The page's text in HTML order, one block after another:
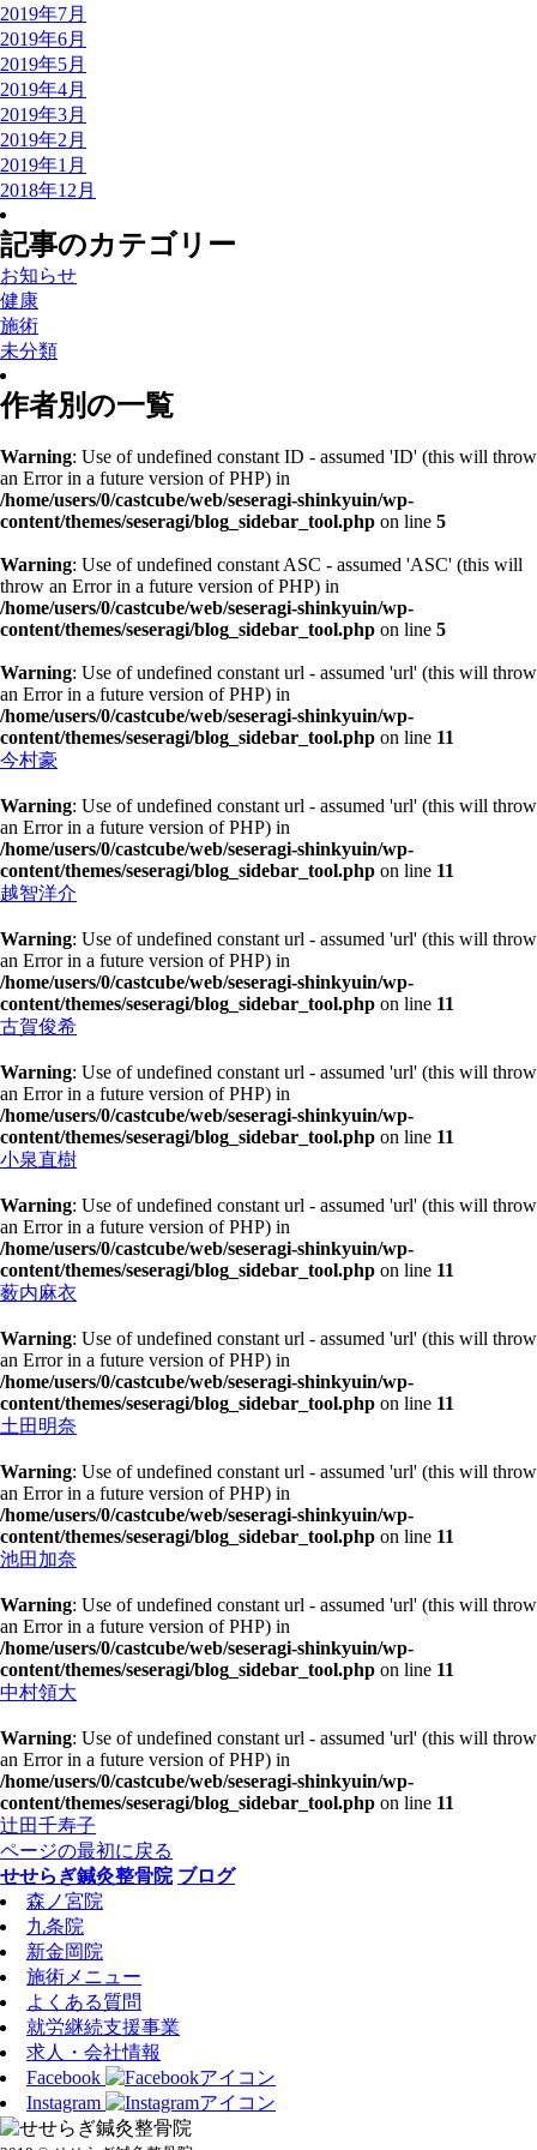
2019年7月
2019年6月
2019年5月
2019年4月
2019年3月
2019年2月
2019年1月
2018年12月
記事のカテゴリー
お知らせ
健康
施術
未分類
作者別の一覧
Warning: Use of undefined constant ID - assumed 'ID' (this will throw
an Error in a future version of PHP) in
/home/users/0/castcube/web/seseragi-shinkyuin/wp-
content/themes/seseragi/blog_sidebar_tool.php on line 5
Warning: Use of undefined constant ASC - assumed 'ASC' (this will
throw an Error in a future version of PHP) in
/home/users/0/castcube/web/seseragi-shinkyuin/wp-
content/themes/seseragi/blog_sidebar_tool.php on line 5
Warning: Use of undefined constant url - assumed 'url' (this will throw
an Error in a future version of PHP) in
/home/users/0/castcube/web/seseragi-shinkyuin/wp-
content/themes/seseragi/blog_sidebar_tool.php on line 11
今村豪
Warning: Use of undefined constant url - assumed 'url' (this will throw
an Error in a future version of PHP) in
/home/users/0/castcube/web/seseragi-shinkyuin/wp-
content/themes/seseragi/blog_sidebar_tool.php on line 11
越智洋介
Warning: Use of undefined constant url - assumed 'url' (this will throw
an Error in a future version of PHP) in
/home/users/0/castcube/web/seseragi-shinkyuin/wp-
content/themes/seseragi/blog_sidebar_tool.php on line 11
古賀俊希
Warning: Use of undefined constant url - assumed 'url' (this will throw
an Error in a future version of PHP) in
/home/users/0/castcube/web/seseragi-shinkyuin/wp-
content/themes/seseragi/blog_sidebar_tool.php on line 11
小泉直樹
Warning: Use of undefined constant url - assumed 'url' (this will throw
an Error in a future version of PHP) in
/home/users/0/castcube/web/seseragi-shinkyuin/wp-
content/themes/seseragi/blog_sidebar_tool.php on line 11
薮内麻衣
Warning: Use of undefined constant url - assumed 'url' (this will throw
an Error in a future version of PHP) in
/home/users/0/castcube/web/seseragi-shinkyuin/wp-
content/themes/seseragi/blog_sidebar_tool.php on line 11
土田明奈
Warning: Use of undefined constant url - assumed 'url' (this will throw
an Error in a future version of PHP) in
/home/users/0/castcube/web/seseragi-shinkyuin/wp-
content/themes/seseragi/blog_sidebar_tool.php on line 11
池田加奈
Warning: Use of undefined constant url - assumed 'url' (this will throw
an Error in a future version of PHP) in
/home/users/0/castcube/web/seseragi-shinkyuin/wp-
content/themes/seseragi/blog_sidebar_tool.php on line 11
中村領大
Warning: Use of undefined constant url - assumed 'url' (this will throw
an Error in a future version of PHP) in
/home/users/0/castcube/web/seseragi-shinkyuin/wp-
content/themes/seseragi/blog_sidebar_tool.php on line 11
辻田千寿子
ページの最初に戻る
せせらぎ鍼灸整骨院 ブログ
森ノ宮院
九条院
新金岡院
施術メニュー
よくある質問
就労継続支援事業
求人・会社情報
Facebook
Instagram